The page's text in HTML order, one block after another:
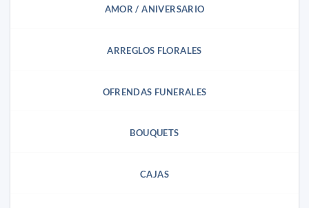
AMOR / ANIVERSARIO
ARREGLOS FLORALES
OFRENDAS FUNERALES
BOUQUETS
CAJAS